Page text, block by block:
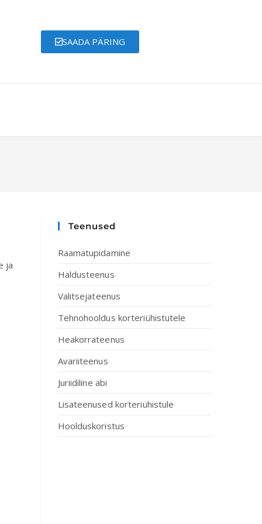
SAADA PÄRING
ja
Teenused
Raamatupidamine
Haldusteenus
Valitsejateenus
Tehnohooldus korteriühistutele
Heakorrateenus
Avariiteenus
Juriidiline abi
Lisateenused korteriühistule
Hoolduskoristus